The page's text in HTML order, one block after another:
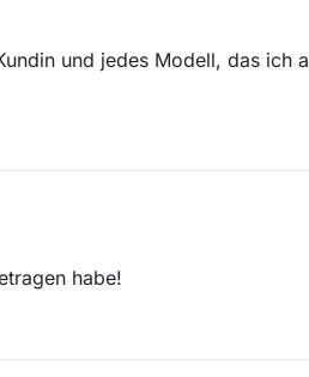
und jedes Modell, das ich
habe!